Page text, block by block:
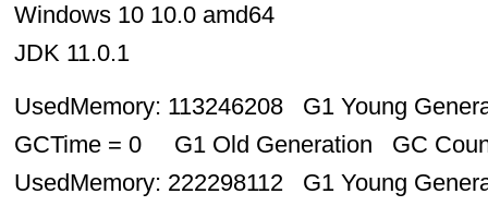
Windows 10 10.0 amd64
JDK 11.0.1
UsedMemory: 113246208 G1 Young
GCTime = 0 G1 Old Generation GC
UsedMemory: 222298112 G1 Young